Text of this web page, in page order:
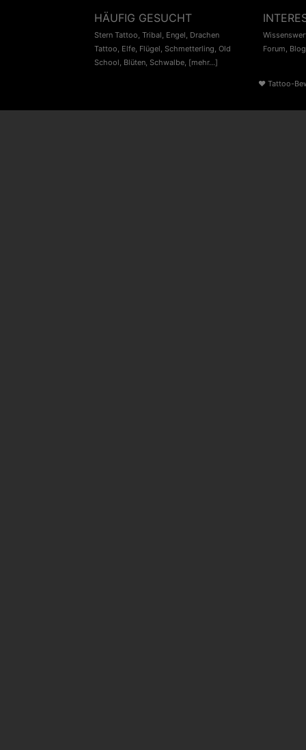
HÄUFIG GESUCHT
Stern Tattoo, Tribal, Engel, Drachen
Tattoo, Elfe, Flügel, Schmetterling, Old
School, Blüten, Schwalbe, [mehr...]
Forum, Blog
♥ Tattoo-